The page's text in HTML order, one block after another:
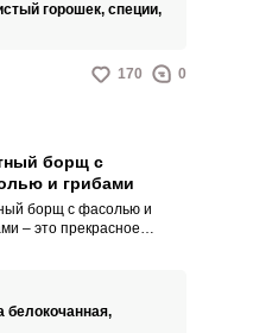
горошек, специи,
170 0
борщ с
и грибами
борщ с фасолью и
– это прекрасное
при проблемах с
белокочанная,